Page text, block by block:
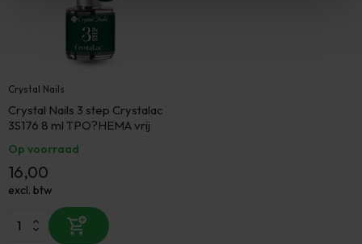
Crystal Nails
Crystal Nails 3 step Crystalac
3S176 8 ml TPO?HEMA vrij
Op voorraad
16,00
excl. btw